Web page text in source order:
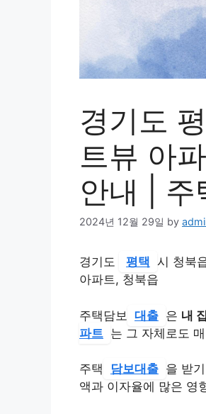
경기도
트뷰 아
안내 | 주
2024년 12월 29일 by
경기도 평택 시 청북
아파트, 청북읍
주택담보 대출 은 내
파트 는 그 자체로도
주택 담보대출 을 받
액과 이자율에 많은 영